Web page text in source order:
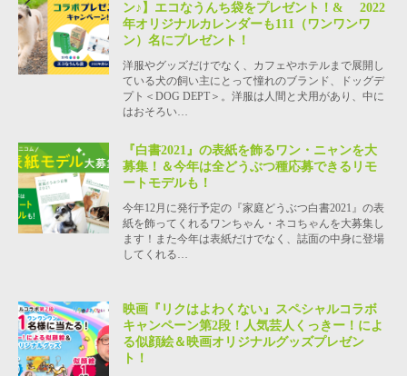
ン♪】エコなうんち袋をプレゼント！& 2022
年オリジナルカレンダーも111（ワンワンワ
ン）名にプレゼント！
洋服やグッズだけでなく、カフェやホテルまで展開し
ている犬の飼い主にとって憧れのブランド、ドッグデ
プト＜DOG DEPT＞。洋服は人間と犬用があり、中に
はおそろい…
『白書2021』の表紙を飾るワン・ニャンを大
募集！＆今年は全どうぶつ種応募できるリモ
ートモデルも！
今年12月に発行予定の『家庭どうぶつ白書2021』の表
紙を飾ってくれるワンちゃん・ネコちゃんを大募集し
ます！また今年は表紙だけでなく、誌面の中身に登場
してくれる…
映画『リクはよわくない』スペシャルコラボ
キャンペーン第2段！人気芸人くっきー！によ
る似顔絵＆映画オリジナルグッズプレゼン
ト！